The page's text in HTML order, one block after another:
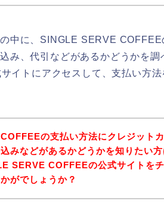
中に、SINGLE SERVE
み、代引などがあるかどうかを調
イトにアクセスして、支払い方
の支払い方法にクレジット
みなどがあるかどうかを知りたい方
SERVE COFFEEの公式サイトを
がでしょうか？